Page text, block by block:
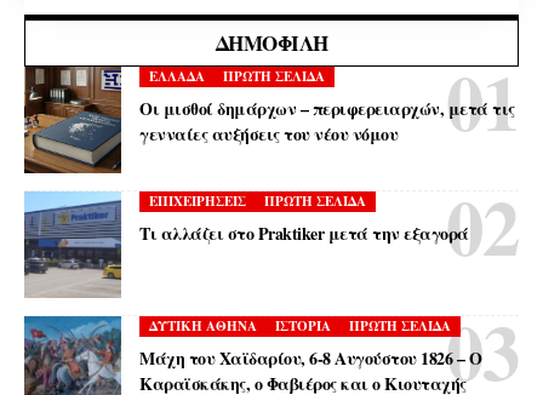
ΔΗΜΟΦΙΛΉ
ΕΛΛΑΔΑ ΠΡΩΤΗ ΣΕΛΙΔΑ
Οι μισθοί δημάρχων – περιφερειαρχών, μετά τις
γενναίες αυξήσεις του νέου νόμου
ΕΠΙΧΕΙΡΗΣΕΙΣ ΠΡΩΤΗ ΣΕΛΙΔΑ
Τι αλλάζει στο Praktiker μετά την εξαγορά
ΔΥΤΙΚΗ ΑΘΗΝΑ ΙΣΤΟΡΙΑ ΠΡΩΤΗ ΣΕΛΙΔΑ
Μάχη του Χαϊδαρίου, 6-8 Αυγούστου 1826 – Ο
Καραϊσκάκης, ο Φαβιέρος και ο Κιουταχής